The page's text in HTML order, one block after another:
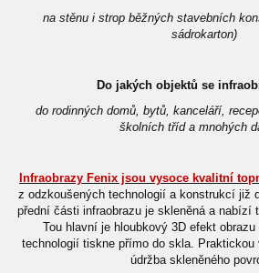
na stěnu i strop běžných stavebních
sádrokarton)
Do jakých objektů se
do rodinných domů, bytů, kanceláří,
školních tříd a mnohých
Infraobrazy Fenix jsou vysoce kvalitní
z odzkoušených technologií a konstrukcí již
přední části infraobrazu je skleněná a nabízí
Tou hlavní je hloubkový 3D efekt
technologií tiskne přímo do skla.
údržba skleněného